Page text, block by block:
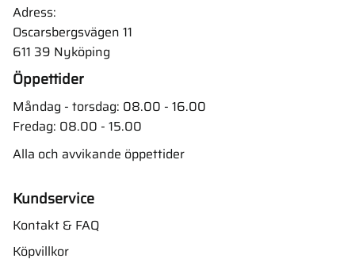
Adress:
Oscarsbergsvägen 11
611 39 Nyköping
Öppettider
Måndag - torsdag: 08.00 - 16.00
Fredag: 08.00 - 15.00
Alla och avvikande öppettider
Kundservice
Kontakt & FAQ
Köpvillkor